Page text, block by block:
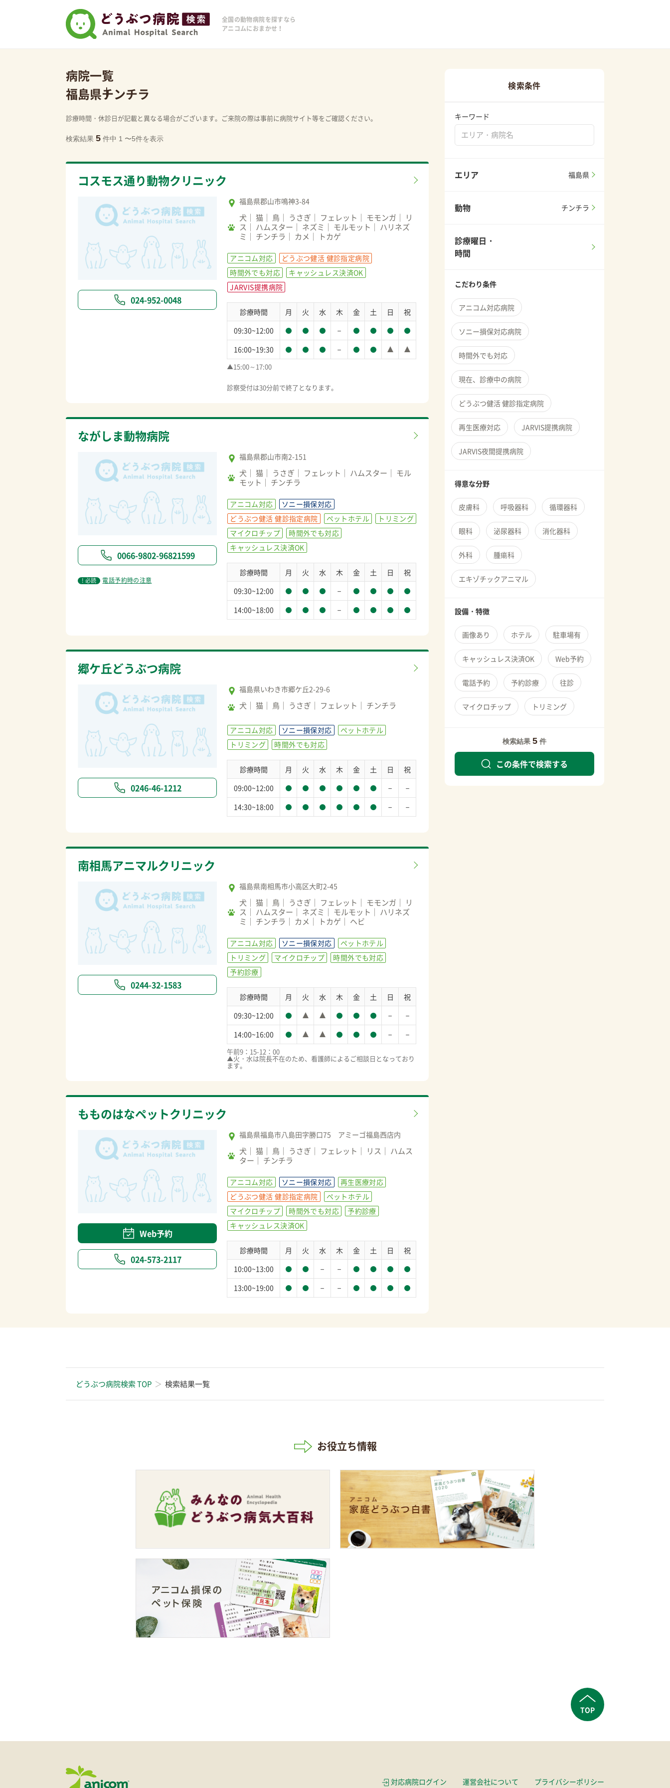
全国の動物病院を探すなら
アニコムにおまかせ！
病院一覧
福島県チンチラ
診療時間・休診日が記載と異なる場合がございます。ご来院の際は事前に病院サイト等をご確認ください。
検索結果 5 件中 1 〜5件を表示
コスモス通り動物クリニック
024-952-0048
福島県郡山市鳴神3-84
犬 猫 鳥 うさぎ フェレット モモンガ
リ
ス
ハムスター ネズミ モルモット
ハリネズ
ミ
チンチラ カメ トカゲ
アニコム対応
どうぶつ健活 健診指定病院
時間外でも対応
キャッシュレス決済OK
JARVIS提携病院
診療時間 月 火 水 木 金 土 日
祝
09:30~12:00
－
16:00~19:30 －
▲15:00～17:00
診察受付は30分前で終了となります。
ながしま動物病院
0066-9802-96821599
! 必読 電話予約時の注意
福島県郡山市南2-151
犬 猫 うさぎ フェレット ハムスター
モル
モット
チンチラ
アニコム対応
ソニー損保対応
どうぶつ健活 健診指定病院
ペットホテル
トリミング
マイクロチップ
時間外でも対応
キャッシュレス決済OK
診療時間 月 火 水 木 金 土 日
祝
09:30~12:00
－
14:00~18:00 －
郷ケ丘どうぶつ病院
0246-46-1212
福島県いわき市郷ケ丘2-29-6
犬 猫 鳥 うさぎ フェレット チンチラ
アニコム対応 ソニー損保対応
ペットホテル
トリミング
時間外でも対応
診療時間 月 火 水 木 金 土 日
祝
09:00~12:00
－ －
14:30~18:00 － －
南相馬アニマルクリニック
0244-32-1583
福島県南相馬市小高区大町2-45
犬 猫 鳥 うさぎ フェレット モモンガ
リ
ス
ハムスター ネズミ モルモット
ハリネズ
ミ
チンチラ カメ トカゲ ヘビ
アニコム対応 ソニー損保対応
ペットホテル
トリミング
マイクロチップ
時間外でも対応
予約診療
診療時間 月 火 水 木 金 土 日
祝
09:30~12:00
－ －
14:00~16:00 － －
午前9：15-12：00
▲火・水は院長不在のため、看護師によるご相談日となっており
ます。
もものはなペットクリニック
Web予約
024-573-2117
福島県福島市八島田字勝口75 アミーゴ福島西店内
犬 猫 鳥 うさぎ フェレット リス
ハムス
ター
チンチラ
アニコム対応 ソニー損保対応
再生医療対応
どうぶつ健活 健診指定病院
ペットホテル
マイクロチップ
時間外でも対応
予約診療
キャッシュレス決済OK
診療時間 月 火 水 木 金 土 日
祝
10:00~13:00
－ －
13:00~19:00 － －
検索条件
キーワード
エリア 福島県
動物 チンチラ
診療曜日・
時間
こだわり条件
アニコム対応病院
ソニー損保対応病院
時間外でも対応
現在、診療中の病院
どうぶつ健活 健診指定病院
再生医療対応 JARVIS提携病院
JARVIS夜間提携病院
得意な分野
皮膚科 呼吸器科 循環器科
眼科 泌尿器科 消化器科
外科 腫瘍科
エキゾチックアニマル
設備・特徴
画像あり ホテル 駐車場有
キャッシュレス決済OK Web予約
電話予約 予約診療 往診
マイクロチップ トリミング
検索結果 5 件
この条件で検索する
どうぶつ病院検索 TOP 検索結果一覧
お役立ち情報
TOP
対応病院ログイン 運営会社について プライバシーポリシー